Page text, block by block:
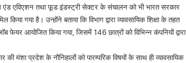
एंड एविएशन तथा फूड इंडस्ट्री सेक्टर के संचालन को भी भारत सरकार
गया है। उन्होंने बताया कि विभाग द्वारा व्यावसायिक शिक्षा के तहत
आयोजित किया गया, जिसमें 146 छात्रों को विभिन्न कंपनियों द्वारा
की मंशा प्रदेश के नौनिहालों को पारम्परिक विषयों के साथ ही व्यावसायिक